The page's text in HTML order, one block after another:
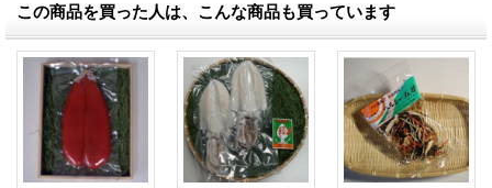
この商品を買った人は、こんな商品も買っています